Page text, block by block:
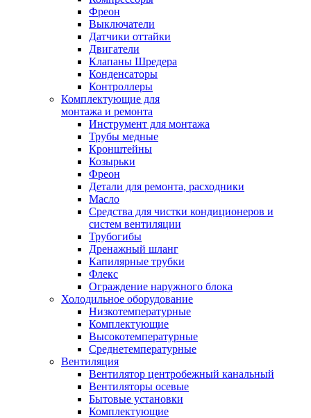
Фреон
Выключатели
Датчики оттайки
Двигатели
Клапаны Шредера
Конденсаторы
Контроллеры
Комплектующие для
монтажа и ремонта
Инструмент для монтажа
Трубы медные
Кронштейны
Козырьки
Фреон
Детали для ремонта, расходники
Масло
Средства для чистки кондиционеров и
систем вентиляции
Трубогибы
Дренажный шланг
Капилярные трубки
Флекс
Ограждение наружного блока
Холодильное оборудование
Низкотемпературные
Комплектующие
Высокотемпературные
Среднетемпературные
Вентиляция
Вентилятор центробежный канальный
Вентиляторы осевые
Бытовые установки
Комплектующие